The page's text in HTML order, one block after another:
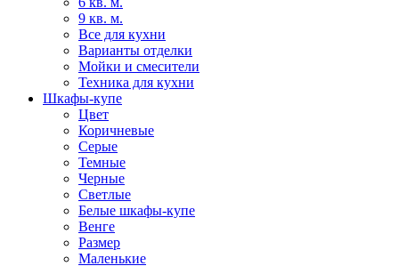
9 кв. м.
Все для кухни
Варианты отделки
Мойки и смесители
Техника для кухни
Шкафы-купе
Цвет
Коричневые
Серые
Темные
Черные
Светлые
Белые шкафы-купе
Венге
Размер
Маленькие